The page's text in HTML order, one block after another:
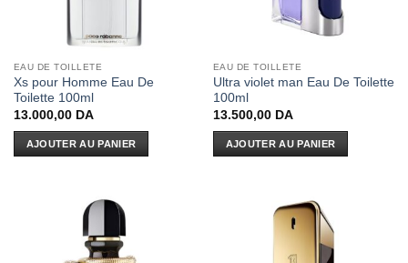
EAU DE TOILLETE
Xs pour Homme Eau De
Toilette 100ml
13.000,00 DA
AJOUTER AU PANIER
EAU DE TOILLETE
Ultra violet man Eau De Toilette
100ml
13.500,00 DA
AJOUTER AU PANIER